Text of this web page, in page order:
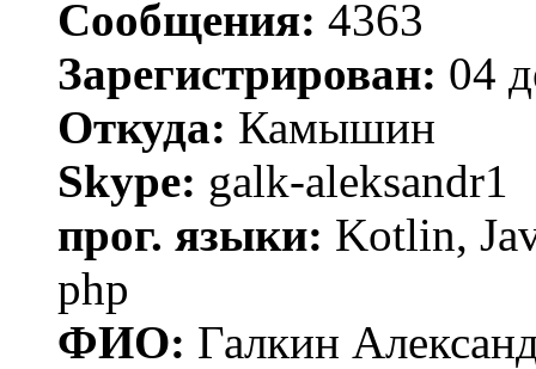
Сообщения: 4363
Зарегистрирован: 04
Откуда: Камышин
Skype: galk-aleksandr1
прог. языки: Kotlin,
php
ФИО: Галкин